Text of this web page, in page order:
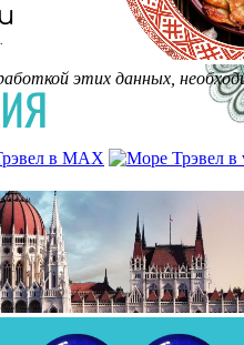
этих данных,